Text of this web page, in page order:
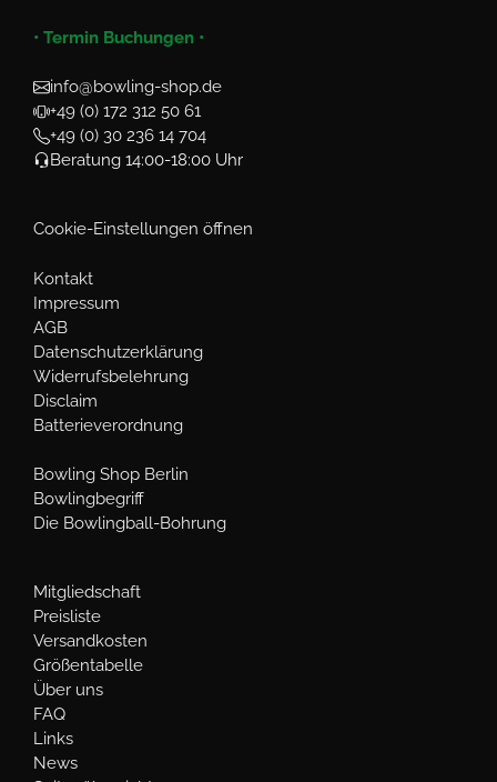
• Termin Buchungen •
info@bowling-shop.de
+49 (0) 172 312 50 61
+49 (0) 30 236 14 704
Beratung 14:00-18:00 Uhr
Cookie-Einstellungen öffnen
Kontakt
Impressum
AGB
Datenschutzerklärung
Widerrufsbelehrung
Disclaim
Batterieverordnung
Bowling Shop Berlin
Bowlingbegriff
Die Bowlingball-Bohrung
Mitgliedschaft
Preisliste
Versandkosten
Größentabelle
Über uns
FAQ
Links
News